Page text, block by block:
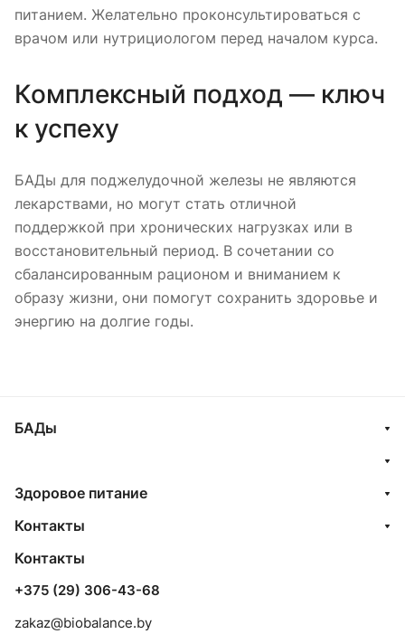
питанием. Желательно проконсультироваться с
врачом или нутрициологом перед началом курса.
Комплексный подход — ключ
к успеху
БАДы для поджелудочной железы не являются
лекарствами, но могут стать отличной
поддержкой при хронических нагрузках или в
восстановительный период. В сочетании со
сбалансированным рационом и вниманием к
образу жизни, они помогут сохранить здоровье и
энергию на долгие годы.
БАДы
Здоровое питание
Контакты
Контакты
+375 (29) 306-43-68
zakaz@biobalance.by